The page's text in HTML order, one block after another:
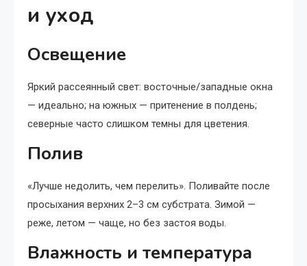
и уход
Освещение
Яркий рассеянный свет: восточные/западные окна
— идеально; на южных — притенение в полдень;
северные часто слишком темны для цветения.
Полив
«Лучше недолить, чем перелить». Поливайте после
просыхания верхних 2–3 см субстрата. Зимой —
реже, летом — чаще, но без застоя воды.
Влажность и температура